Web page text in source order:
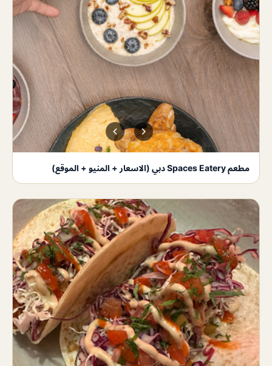
مطعم Spaces Eatery دبي (الاسعار + المنيو + الموقع)